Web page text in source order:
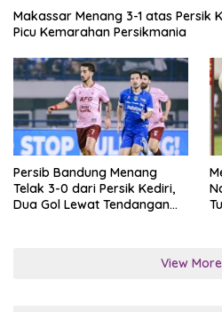
Makassar Menang 3-1 atas Persik
Picu Kemarahan Persikmania
Persib Bandung Menang
Telak 3-0 dari Persik Kediri,
Dua Gol Lewat Tendangan
View More